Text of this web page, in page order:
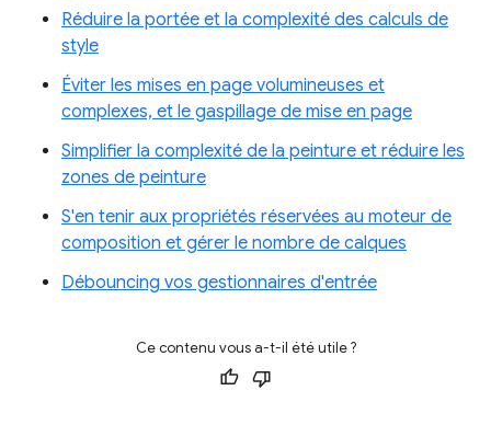
Réduire la portée et la complexité des calculs de
style
Éviter les mises en page volumineuses et
complexes, et le gaspillage de mise en page
Simplifier la complexité de la peinture et réduire les
zones de peinture
S'en tenir aux propriétés réservées au moteur de
composition et gérer le nombre de calques
Débouncing vos gestionnaires d'entrée
Ce contenu vous a-t-il été utile ?